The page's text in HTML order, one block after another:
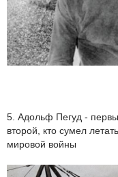
5. Адольф Пегуд -
второй, кто сумел
мировой войны